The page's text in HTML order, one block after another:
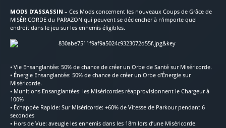
MODS D’ASSASSIN – Ces Mods concernent les nouveaux Coups de Grâce de
MISÉRICORDE du PARAZON qui peuvent se déclencher à n’importe quel
endroit dans le jeu sur les ennemis éligibles.
• Vie Ensanglantée: 50% de chance de créer un Orbe de Santé sur Miséricorde.
• Énergie Ensanglantée: 50% de chance de créer un Orbe d’Énergie sur
Miséricorde.
• Munitions Ensanglantées: les Miséricordes réapprovisionnent le Chargeur à
100%
• Échappée Rapide: Sur Miséricorde: +60% de Vitesse de Parkour pendant 6
secondes
• Hors de Vue: aveugle les ennemis dans les 18m lors d’une Miséricorde.